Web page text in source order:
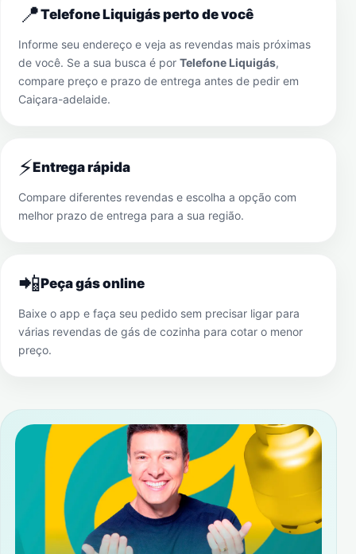
📍Telefone Liquigás perto de você
Informe seu endereço e veja as revendas mais próximas
de você. Se a sua busca é por Telefone Liquigás,
compare preço e prazo de entrega antes de pedir em
Caiçara-adelaide.
⚡Entrega rápida
Compare diferentes revendas e escolha a opção com
melhor prazo de entrega para a sua região.
📲Peça gás online
Baixe o app e faça seu pedido sem precisar ligar para
várias revendas de gás de cozinha para cotar o menor
preço.